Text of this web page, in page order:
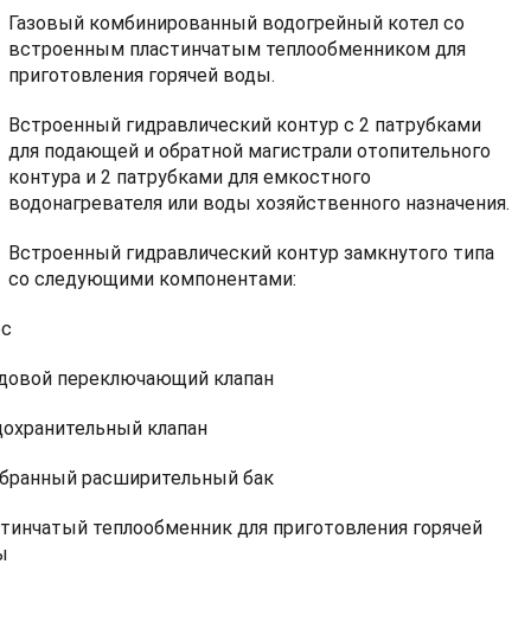
Газовый комбинированный водогрейный котел со
встроенным пластинчатым теплообменником для
приготовления горячей воды.
Встроенный гидравлический контур с 2 патрубками
для подающей и обратной магистрали отопительного
контура и 2 патрубками для емкостного
водонагревателя или воды хозяйственного назначения.
Встроенный гидравлический контур замкнутого типа
со следующими компонентами:
переключающий клапан
клапан
расширительный бак
теплообменник для приготовления горячей